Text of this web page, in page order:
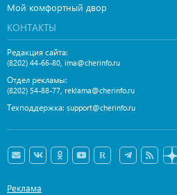
Мой комфортный двор
КОНТАКТЫ
Редакция сайта:
(8202) 44-66-80 ima@cherinfo.ru
Отдел рекламы:
(8202) 54-88-77 reklama@cherinfo.ru
Техподдержка: support@cherinfo.ru
Реклама